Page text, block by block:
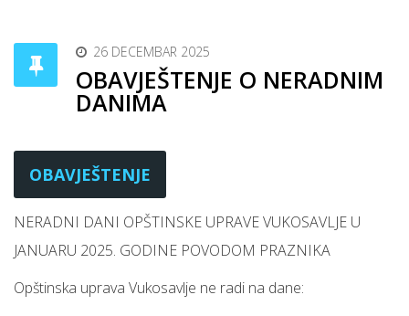
26 DECEMBAR 2025
OBAVJEŠTENJE O NERADNIM
DANIMA
OBAVJEŠTENJE
NERADNI DANI OPŠTINSKE UPRAVE VUKOSAVLJE U
JANUARU 2025. GODINE POVODOM PRAZNIKA
Opštinska uprava Vukosavlje ne radi na dane: